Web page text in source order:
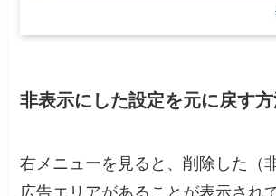
非表示にした設定を元に戻す
右メニューを見ると、削除した（
広告エリアがあることが表示され